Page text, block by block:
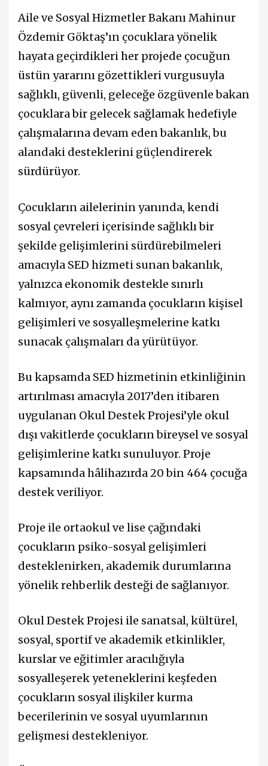
Aile ve Sosyal Hizmetler Bakanı Mahinur
Özdemir Göktaş’ın çocuklara yönelik
hayata geçirdikleri her projede çocuğun
üstün yararını gözettikleri vurgusuyla
sağlıklı, güvenli, geleceğe özgüvenle bakan
çocuklara bir gelecek sağlamak hedefiyle
çalışmalarına devam eden bakanlık, bu
alandaki desteklerini güçlendirerek
sürdürüyor.
Çocukların ailelerinin yanında, kendi
sosyal çevreleri içerisinde sağlıklı bir
şekilde gelişimlerini sürdürebilmeleri
amacıyla SED hizmeti sunan bakanlık,
yalnızca ekonomik destekle sınırlı
kalmıyor, aynı zamanda çocukların kişisel
gelişimleri ve sosyalleşmelerine katkı
sunacak çalışmaları da yürütüyor.
Bu kapsamda SED hizmetinin etkinliğinin
artırılması amacıyla 2017’den itibaren
uygulanan Okul Destek Projesi’yle okul
dışı vakitlerde çocukların bireysel ve sosyal
gelişimlerine katkı sunuluyor. Proje
kapsamında hâlihazırda 20 bin 464 çocuğa
destek veriliyor.
Proje ile ortaokul ve lise çağındaki
çocukların psiko-sosyal gelişimleri
desteklenirken, akademik durumlarına
yönelik rehberlik desteği de sağlanıyor.
Okul Destek Projesi ile sanatsal, kültürel,
sosyal, sportif ve akademik etkinlikler,
kurslar ve eğitimler aracılığıyla
sosyalleşerek yeteneklerini keşfeden
çocukların sosyal ilişkiler kurma
becerilerinin ve sosyal uyumlarının
gelişmesi destekleniyor.